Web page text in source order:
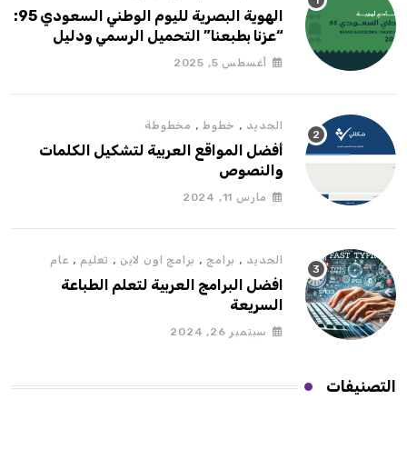
الهوية البصرية لليوم الوطني السعودي 95:
“عزنا بطبعنا” التحميل الرسمي ودليل
الاستخدام
أغسطس 5, 2025
الجديد , خطوط , مخطوطة
أفضل المواقع العربية لتشكيل الكلمات
والنصوص
مارس 11, 2024
الجديد , برامج , برامج اون لاين , تعليم , عام
افضل البرامج العربية لتعلم الطباعة
السريعة
سبتمبر 26, 2024
التصنيفات